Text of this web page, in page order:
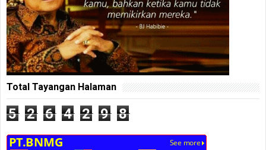
Total Tayangan Halaman
5 2 6 4 2 9 8